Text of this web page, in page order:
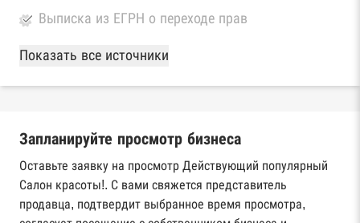
Выписка из ЕГРН о переходе прав
База Росстата
Реестры ЕГРЮЛ и ЕГРИП Федеральной
Реестр государственных контрактов
Федерального казначейства
Картотека арбитражных дел Высшего
Показать все источники
Запланируйте просмотр бизнеса
Оставьте заявку на просмотр Действующий популярный
Салон красоты!. С вами свяжется представитель
продавца, подтвердит выбранное время просмотра,